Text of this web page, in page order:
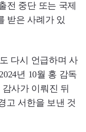
전 중단 또는 국제
받은 사례가 있
다시 언급하며 사
년 10월 홍 감독
사가 이뤄진 뒤
고 서한을 보낸 것